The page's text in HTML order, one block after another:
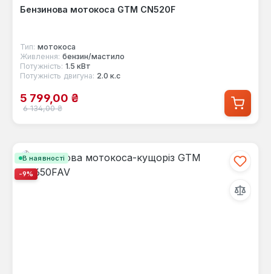
Бензинова мотокоса GTM CN520F
Тип: мотокоса
Живлення: бензин/мастило
Потужність: 1.5 кВт
Потужність двигуна: 2.0 к.с
Ціна продажу:
5 799,00 ₴
Звичайна ціна:
6 134,00 ₴
В наявності
-9%